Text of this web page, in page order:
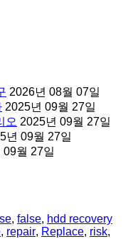
2026년 08월 07일
2025년 09월 27일
오 2025년 09월 27일
년 09월 27일
09월 27일
, false, hdd recovery
, repair, Replace, risk,